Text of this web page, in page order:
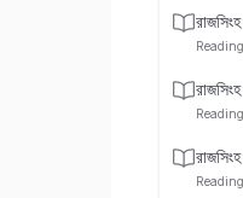
Reading
Reading
Reading